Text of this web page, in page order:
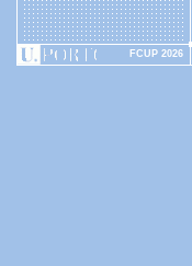
FCUP 2026